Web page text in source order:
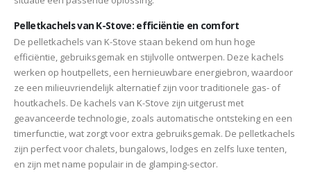
Pelletkachels van K-Stove: efficiëntie en comfort
De pelletkachels van K-Stove staan bekend om hun hoge
efficiëntie, gebruiksgemak en stijlvolle ontwerpen. Deze kachels
werken op houtpellets, een hernieuwbare energiebron, waardoor
ze een milieuvriendelijk alternatief zijn voor traditionele gas- of
houtkachels. De kachels van K-Stove zijn uitgerust met
geavanceerde technologie, zoals automatische ontsteking en een
timerfunctie, wat zorgt voor extra gebruiksgemak. De pelletkachels
zijn perfect voor chalets, bungalows, lodges en zelfs luxe tenten,
en zijn met name populair in de glamping-sector.